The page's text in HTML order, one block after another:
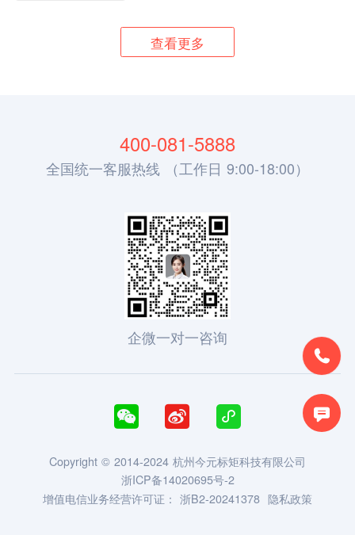
查看更多


400-081-5888
全国统一客服热线 （工作日 9:00-18:00）
企微一对一咨询
  
Copyright © 2014-2024 杭州今元标矩科技有限公司
浙ICP备14020695号-2
增值电信业务经营许可证： 浙B2-20241378 隐私政策